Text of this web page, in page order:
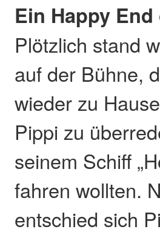
Ein Happy
Plötzlich stand
auf der Bühne,
wieder zu
Pippi zu
seinem Schiff
fahren wollten.
entschied sich